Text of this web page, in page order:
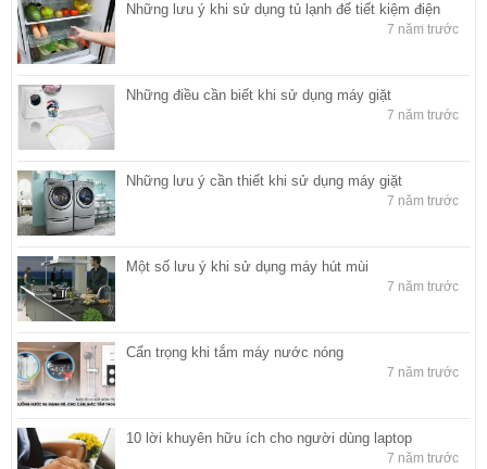
Những lưu ý khi sử dụng tủ lạnh để tiết kiệm điện
7 năm trước
Những điều cần biết khi sử dụng máy giặt
7 năm trước
Những lưu ý cần thiết khi sử dụng máy giặt
7 năm trước
Một số lưu ý khi sử dụng máy hút mùi
7 năm trước
Cẩn trọng khi tắm máy nước nóng
7 năm trước
10 lời khuyên hữu ích cho người dùng laptop
7 năm trước